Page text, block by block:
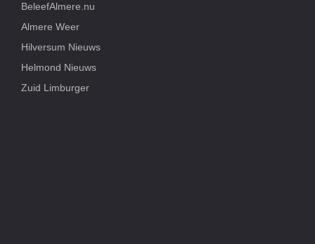
BeleefAlmere.nu
Almere Weer
Hilversum Nieuws
Helmond Nieuws
Zuid Limburger